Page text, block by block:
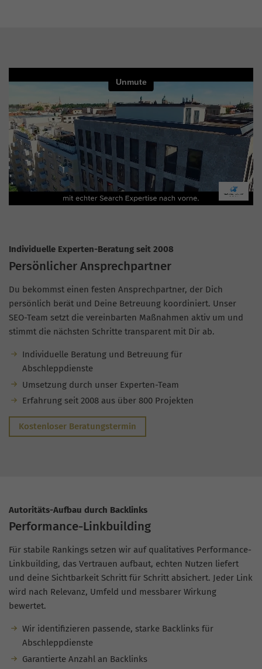
Individuelle Experten-Beratung seit 2008
Persönlicher Ansprechpartner
Du bekommst einen festen Ansprechpartner, der Dich
persönlich berät und Deine Betreuung koordiniert. Unser
SEO-Team setzt die vereinbarten Maßnahmen aktiv um und
stimmt die nächsten Schritte transparent mit Dir ab.
Individuelle Beratung und Betreuung für
Abschleppdienste
Umsetzung durch unser Experten-Team
Erfahrung seit 2008 aus über 800 Projekten
Kostenloser Beratungstermin
Autoritäts-Aufbau durch Backlinks
Performance-Linkbuilding
Für stabile Rankings setzen wir auf qualitatives Performance-
Linkbuilding, das Vertrauen aufbaut, echten Nutzen liefert
und deine Sichtbarkeit Schritt für Schritt absichert. Jeder Link
wird nach Relevanz, Umfeld und messbarer Wirkung
bewertet.
Wir identifizieren passende, starke Backlinks für
Abschleppdienste
Garantierte Anzahl an Backlinks